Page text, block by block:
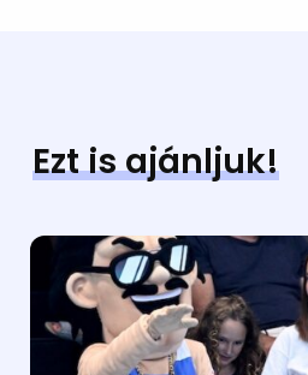
Ezt is ajánljuk!